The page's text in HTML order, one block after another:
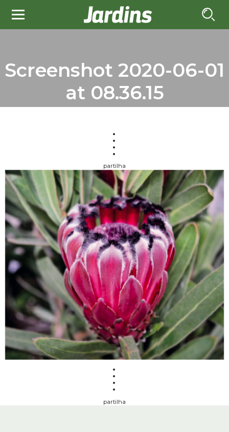
Screenshot 2020-06-01
at 08.36.15
partilha
partilha